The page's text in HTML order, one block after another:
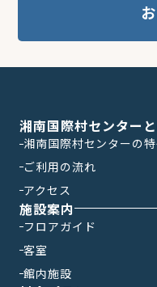
湘南国際村センター
湘南国際村センターの
ご利用の流れ
アクセス
施設案内
フロアガイド
客室
館内施設